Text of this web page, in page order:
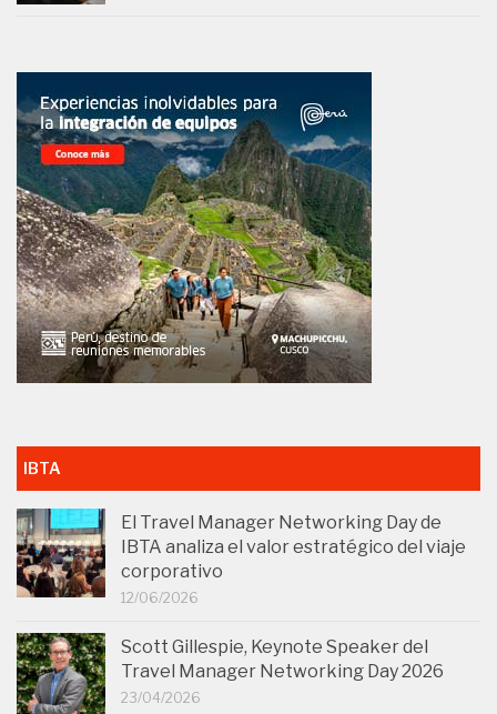
IBTA
El Travel Manager Networking Day de
IBTA analiza el valor estratégico del viaje
corporativo
12/06/2026
Scott Gillespie, Keynote Speaker del
Travel Manager Networking Day 2026
23/04/2026